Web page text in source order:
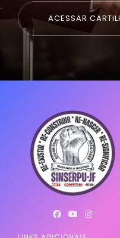
ACESSAR